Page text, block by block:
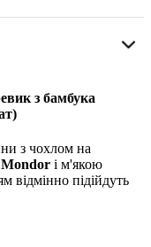
з бамбука
з чохлом на
Mondor і м'якою
відмінно підійдуть